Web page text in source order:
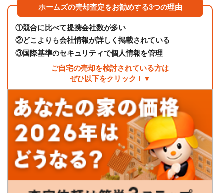
ホームズの売却査定をお勧めする3つの理由
①競合に比べて提携会社数が多い
②どこよりも会社情報が詳しく掲載されている
③国際基準のセキュリティで個人情報を管理
ご自宅の売却を検討されている方は
ぜひ以下をクリック！▼